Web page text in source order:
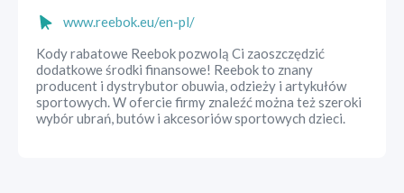
www.reebok.eu/en-pl/
Kody rabatowe Reebok pozwolą Ci zaoszczędzić
dodatkowe środki finansowe! Reebok to znany
producent i dystrybutor obuwia, odzieży i artykułów
sportowych. W ofercie firmy znaleźć można też szeroki
wybór ubrań, butów i akcesoriów sportowych dzieci.